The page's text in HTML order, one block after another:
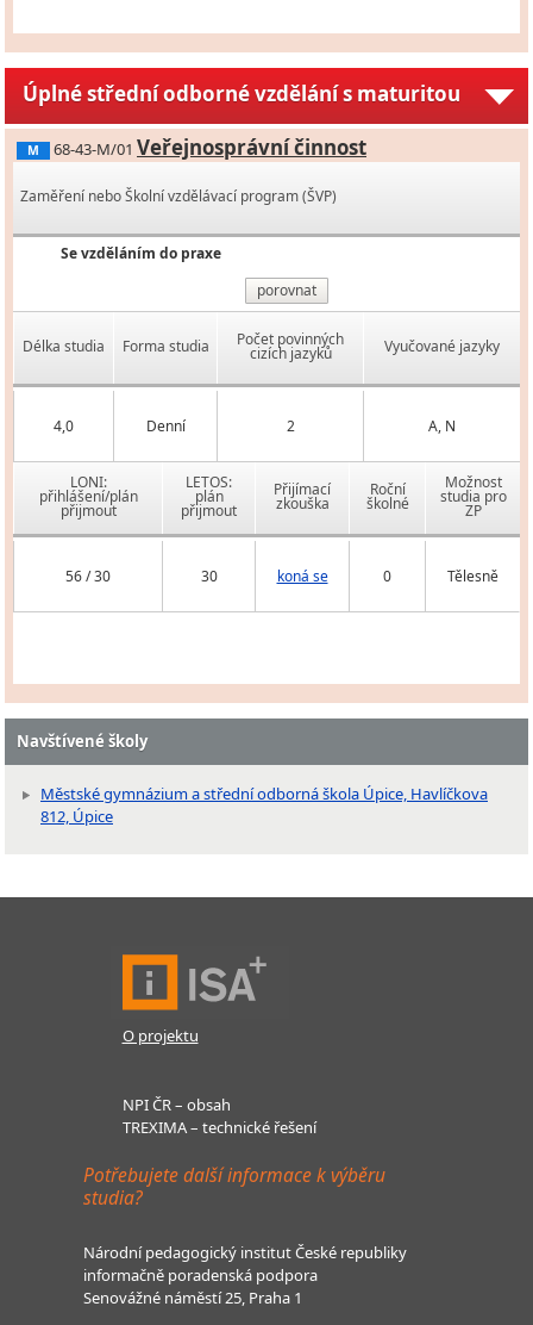
Úplné střední odborné vzdělání s maturitou
M 68-43-M/01 Veřejnosprávní činnost
Zaměření nebo Školní vzdělávací program (ŠVP)
Se vzděláním do praxe
porovnat
Délka studia Forma studia Počet povinných
cizích jazyků Vyučované jazyky
4,0 Denní 2 A, N
LONI:
přihlášení/plán
přijmout
LETOS:
plán
přijmout
Přijímací
zkouška
Roční
školné
Možnost
studia pro
ZP
56 / 30 30 koná se 0 Tělesně
Navštívené školy
Městské gymnázium a střední odborná škola Úpice, Havlíčkova
812, Úpice
O projektu
NPI ČR – obsah
TREXIMA – technické řešení
Potřebujete další informace k výběru
studia?
Národní pedagogický institut České republiky
informačně poradenská podpora
Senovážné náměstí 25, Praha 1